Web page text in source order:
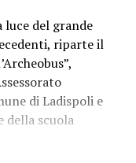
del grande
riparte il
di Ladispoli e
della scuola